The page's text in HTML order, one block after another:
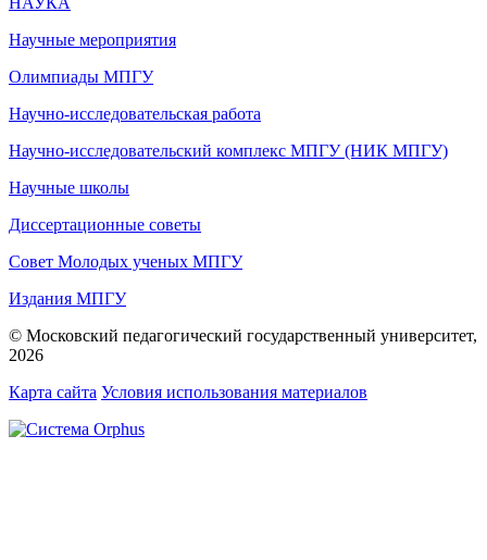
Научные мероприятия
Олимпиады МПГУ
Научно-исследовательская работа
Научно-исследовательский комплекс МПГУ (НИК МПГУ)
Научные школы
Диссертационные советы
Совет Молодых ученых МПГУ
Издания МПГУ
© Московский педагогический государственный университет,
2026
Карта сайта Условия использования материалов